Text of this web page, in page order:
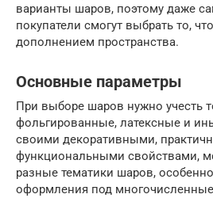
варианты шаров, поэтому даже
покупатели смогут выбрать то,
дополнением пространства.
Основные параметры
При выборе шаров нужно учесть
фольгированные, латексные и
своими декоративными,
функциональными свойствами,
разные тематики шаров,
оформления под